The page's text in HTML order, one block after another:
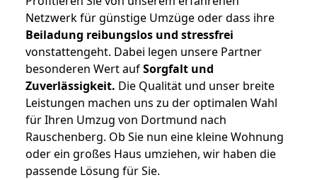
Netzwerk für günstige Umzüge oder dass ihre
Beiladung reibungslos und stressfrei
vonstattengeht. Dabei legen unsere Partner
besonderen Wert aufSorgfalt und
Zuverlässigkeit. Die Qualität und unser breite
Leistungen machen uns zu der optimalen Wahl
für Ihren Umzug von Dortmund nach
Rauschenberg. Ob Sie nun eine kleine Wohnung
oder ein großes Haus umziehen, wir haben die
passende Lösung für Sie.